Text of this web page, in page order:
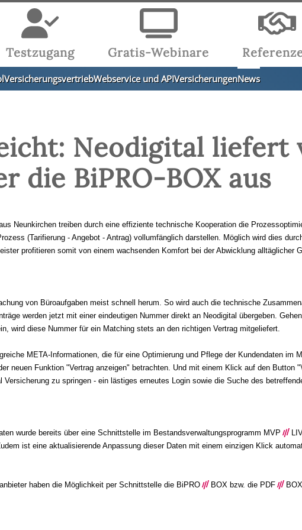
Testzugang Gratis-Webinare
VersicherungsvertriebWebservice und APIVersicherungenNews
Neodigital liefert
die BiPRO-BOX aus
Neunkirchen treiben durch eine effiziente technische Kooperation die
(Tarifierung - Angebot - Antrag) vollumfänglich darstellen. Möglich wird dies
profitieren somit von einem wachsenden Komfort bei der Abwicklung alltäglicher
von Büroaufgaben meist schnell herum. So wird auch die technische
werden jetzt mit einer eindeutigen Nummer direkt an Neodigital übergeben.
wird diese Nummer für ein Matching stets an den richtigen Vertrag mitgeliefert.
META-Informationen, die für eine Optimierung und Pflege der Kundendaten im
neuen Funktion "Vertrag anzeigen" betrachten. Und mit einem Klick auf den Button
zu springen - ein lästiges erneutes Login sowie die Suche des
wurde bereits über eine Schnittstelle im Bestandsverwaltungsprogramm MVP ///
ist eine aktualisierende Anpassung dieser Daten mit einem einzigen Klick
haben die Möglichkeit per Schnittstelle die BiPRO /// BOX bzw. die PDF ///